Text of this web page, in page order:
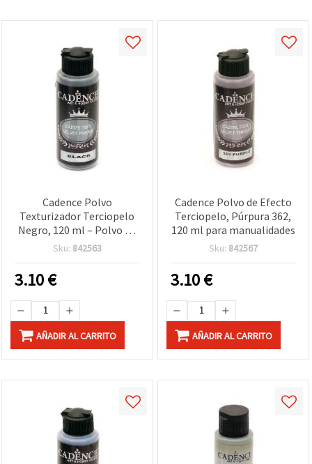
Cadence Polvo
Texturizador Terciopelo
Negro, 120 ml – Polvo de
flocado efecto terciopelo
mixed media,
scrapbooking y
decoración del hogar
Sku: 842563
3.10€
AÑADIR AL CARRITO
Cadence Polvo de Efecto
Terciopelo, Púrpura 362,
120 ml para manualidades
Sku: 842567
3.10€
AÑADIR AL CARRITO